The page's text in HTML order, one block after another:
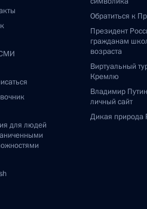
москвичей с Днём города
Видео, 9 мин.